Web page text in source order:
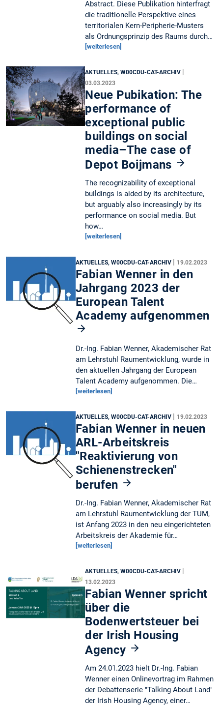
Abstract. Diese Publikation hinterfragt
die traditionelle Perspektive eines
territorialen Kern-Peripherie-Musters
als Ordnungsprinzip des Raums durch…
[weiterlesen]
AKTUELLES, W00CDU-CAT-ARCHIV
03.03.2023
Neue Pubikation: The
performance of
exceptional public
buildings on social
media–The case of
Depot Boijmans
The recognizability of exceptional
buildings is aided by its architecture,
but arguably also increasingly by its
performance on social media. But
how…
[weiterlesen]
AKTUELLES, W00CDU-CAT-ARCHIV | 19.02.2023
Fabian Wenner in den
Jahrgang 2023 der
European Talent
Academy aufgenommen
Dr.-Ing. Fabian Wenner, Akademischer Rat
am Lehrstuhl Raumentwicklung, wurde in
den aktuellen Jahrgang der European
Talent Academy aufgenommen. Die…
[weiterlesen]
AKTUELLES, W00CDU-CAT-ARCHIV | 19.02.2023
Fabian Wenner in neuen
ARL-Arbeitskreis
"Reaktivierung von
Schienenstrecken"
berufen
Dr.-Ing. Fabian Wenner, Akademischer Rat
am Lehrstuhl Raumentwicklung der TUM,
ist Anfang 2023 in den neu eingerichteten
Arbeitskreis der Akademie für…
[weiterlesen]
AKTUELLES, W00CDU-CAT-ARCHIV |
13.02.2023
Fabian Wenner spricht
über die
Bodenwertsteuer bei
der Irish Housing
Agency
Am 24.01.2023 hielt Dr.-Ing. Fabian
Wenner einen Onlinevortrag im Rahmen
der Debattenserie "Talking About Land"
der Irish Housing Agency, einer…